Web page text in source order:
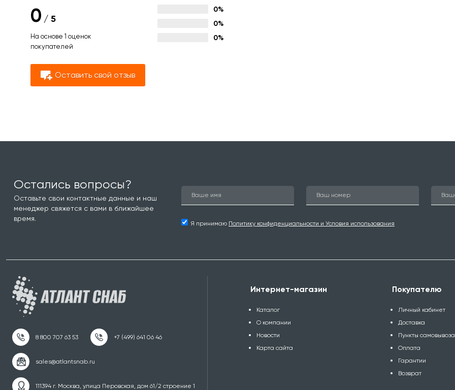
0 / 5
На основе 1 оценок
покупателей
0%
0%
0%
Оставить свой отзыв
Остались вопросы?
Оставьте свои контактные данные и наш
менеджер свяжется с вами в ближайшее
время.
Я принимаю Политику конфиденциальности и Условия использования
111394 г. Москва, улица Перовская, дом 61/2 строение 1
Интернет-магазин
Каталог
О компании
Новости
Карта сайта
Покупателю
Личный кабинет
Доставка
Пункты самовывоза
Оплата
Гарантии
Возврат